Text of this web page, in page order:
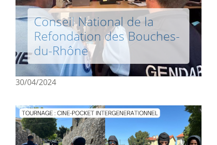
Conseil National de la
Refondation des Bouches-
du-Rhône
30/04/2024